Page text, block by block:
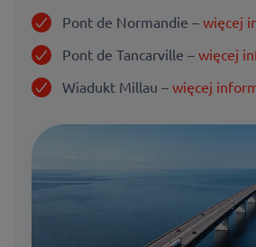
Pont de Normandie – więcej
Pont de Tancarville – więcej
Wiadukt Millau – więcej